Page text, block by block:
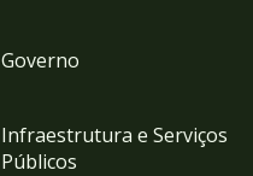
Governo
Infraestrutura e Serviços
Públicos